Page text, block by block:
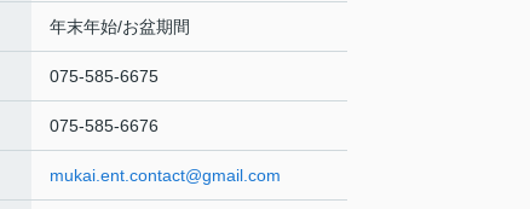
年末年始/お盆期間
075-585-6675
075-585-6676
mukai.ent.contact@gmail.com